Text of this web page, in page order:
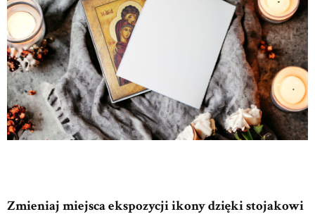
Zmieniaj miejsca ekspozycji ikony dzięki stojakowi